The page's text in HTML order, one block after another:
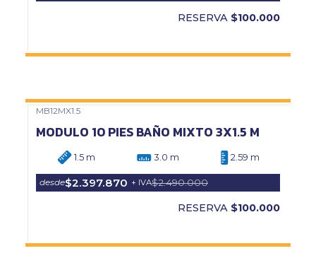
RESERVA $100.000
MB12MX1.5
MODULO 10 PIES BAÑO MIXTO 3X1.5 M
1.5 m 3.0 m 2.59 m
desde$2.397.870 + IVA$2.490.000
RESERVA $100.000